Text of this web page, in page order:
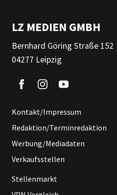
LZ MEDIEN GMBH
Bernhard Göring Straße 152
04277 Leipzig
Kontakt/Impressum
Redaktion/Terminredaktion
Werbung/Mediadaten
Verkaufsstellen
Stellenmarkt